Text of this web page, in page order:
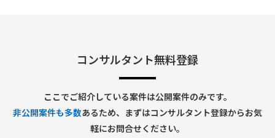
コンサルタント無料登録
ここでご紹介している案件は公開案件のみです。
非公開案件も多数あるため、まずはコンサルタント登録からお気
軽にお問合せください。